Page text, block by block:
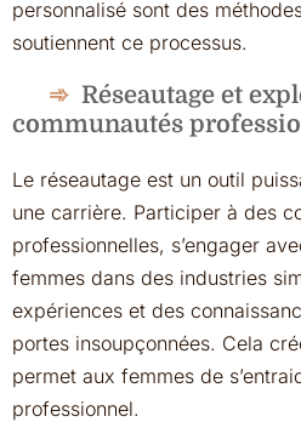
personnalisé sont des
soutiennent ce processus.
Réseautage et
communautés
Le réseautage est un outil
une carrière. Participer à des
professionnelles, s’engager
femmes dans des industries
expériences et des
portes insoupçonnées. Cela
permet aux femmes de
professionnel.